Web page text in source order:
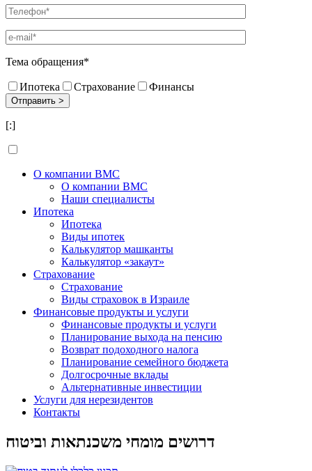
Тема обращения*
Ипотека Страхование Финансы
[:]
О компании BMC
О компании BMC
Наши специалисты
Ипотека
Ипотека
Виды ипотек
Калькулятор машканты
Калькулятор «закаут»
Страхование
Страхование
Виды страховок в Израиле
Финансовые продукты и услуги
Финансовые продукты и услуги
Планирование выхода на пенсию
Возврат подоходного налога
Планирование семейного бюджета
Долгосрочные вклады
Альтернативные инвестиции
Услуги для нерезидентов
Контакты
דרושים מומחי משכנתאות וביטוח